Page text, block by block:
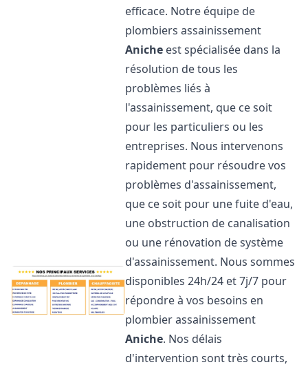
efficace. Notre équipe de
plombiers assainissement
Aniche est spécialisée dans la
résolution de tous les
problèmes liés à
l'assainissement, que ce soit
pour les particuliers ou les
entreprises. Nous intervenons
rapidement pour résoudre vos
problèmes d'assainissement,
que ce soit pour une fuite d'eau,
une obstruction de canalisation
ou une rénovation de système
d'assainissement. Nous sommes
disponibles 24h/24 et 7j/7 pour
répondre à vos besoins en
plombier assainissement
Aniche. Nos délais
d'intervention sont très courts,